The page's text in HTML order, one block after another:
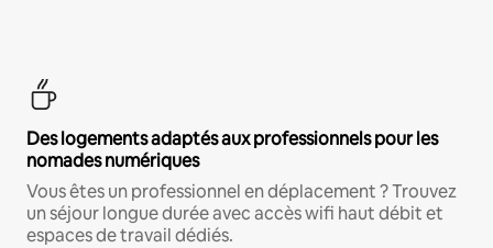
Des logements adaptés aux professionnels pour les
nomades numériques
Vous êtes un professionnel en déplacement ? Trouvez
un séjour longue durée avec accès wifi haut débit et
espaces de travail dédiés.